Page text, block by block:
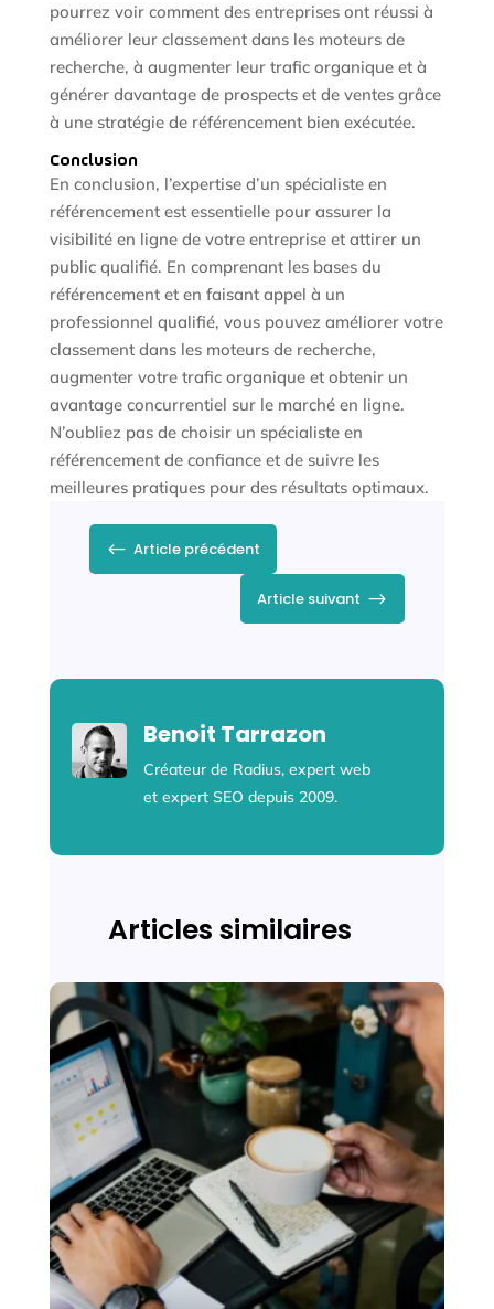
pourrez voir comment des entreprises ont réussi à
améliorer leur classement dans les moteurs de
recherche, à augmenter leur trafic organique et à
générer davantage de prospects et de ventes grâce
à une stratégie de référencement bien exécutée.
Conclusion
En conclusion, l’expertise d’un spécialiste en
référencement est essentielle pour assurer la
visibilité en ligne de votre entreprise et attirer un
public qualifié. En comprenant les bases du
référencement et en faisant appel à un
professionnel qualifié, vous pouvez améliorer votre
classement dans les moteurs de recherche,
augmenter votre trafic organique et obtenir un
avantage concurrentiel sur le marché en ligne.
N’oubliez pas de choisir un spécialiste en
référencement de confiance et de suivre les
meilleures pratiques pour des résultats optimaux.
# Article précédent
Article suivant $
Benoit Tarrazon
Créateur de Radius, expert web
et expert SEO depuis 2009.
Articles similaires